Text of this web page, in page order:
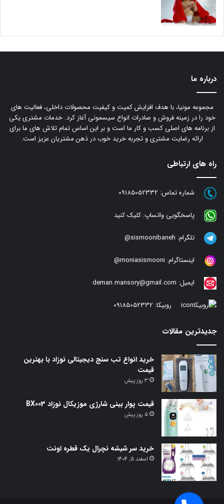
درباره ما
مجموعه مونیا، با هدف افزایش کمیت و کیفیت محصولات داخلی، فعالیت های
خود را در زمینه فروش و صادرات انواع سیسمونی آغاز کرد. خدمات مشتری یکی
از برنامه های اصلی کسب و کار ما است و بر این اساس تمام تلاش های ما برای
ارائه رضایت مشتری و تجربه خرید خوب در ذهن مشتریان عزیز است.
راه های ارتباطی
شماره تماس: 09185052332
پاسخگویی واتساپ: کلیک کنید
تلگرام: sismoonibaneh@
اینستاگرام: moniasismooni@
ایمیل: deman.mansory@gmail.com
روبیکا: 09185052332
جدیدترین مقالات
خرید انواع تب سنج دیجیتالی نوزاد با بهترین
قیمت
3 روز پیش
قیمت پوار بینی شارژی موزیکال نوزاد BX003
5 روز پیش
خرید سر شیشه نچرال یک قطره اونت
اسفند 5, 1404